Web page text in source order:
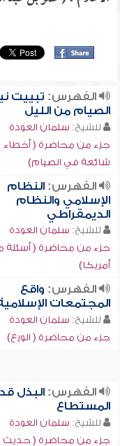
الفهرس: تبييت
الصيام من الليل
للشيخ: سلمان العودة
جزء من محاضرة ( أخطاء
شائعة في الصيام)
الفهرس:النظام
الإسلامي والنظام
الديمقراطي
للشيخ: سلمان العودة
جزء من محاضرة ( أسئلة
أمريكا)
الفهرس: واقع
المجتمعات
للشيخ: سلمان العودة
جزء من محاضرة ( الورع)
الفهرس:البذل
المستطاع
للشيخ: سلمان العودة
جزء من محاضرة ( حديث